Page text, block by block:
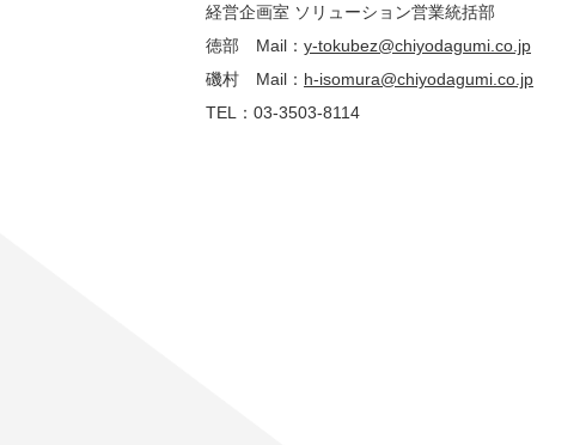
経営企画室 ソリューション営業統括部
徳部　Mail： y-tokubez@chiyodagumi.co.jp
磯村　Mail： h-isomura@chiyodagumi.co.jp
TEL：03-3503-8114